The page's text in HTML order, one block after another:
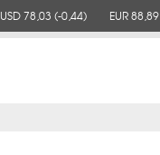
USD 78,03 (-0,44) EUR 88,89